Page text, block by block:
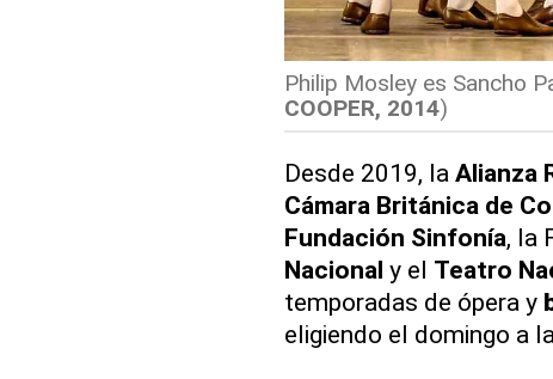
Philip Mosley es Sancho
COOPER, 2014)
Desde 2019, la Alianza
Cámara Británica de
Fundación Sinfonía, la
Nacional y el Teatro
temporadas de ópera y
eligiendo el domingo a